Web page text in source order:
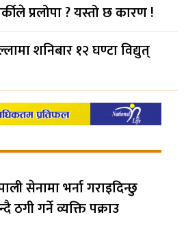
प्रलोपा ? यस्तो छ कारण !
शनिबार १२ घण्टा विद्युत्
सेनामा भर्ना गराइदिन्छु
ठगी गर्ने व्यक्ति पक्राउ